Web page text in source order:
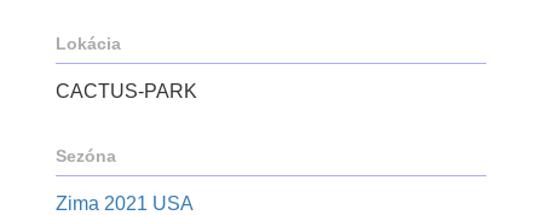
Lokácia
CACTUS-PARK
Sezóna
Zima 2021 USA